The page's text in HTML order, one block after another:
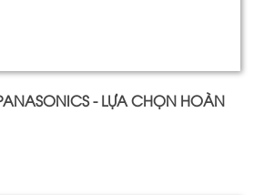
- LỰA CHỌN HOÀN